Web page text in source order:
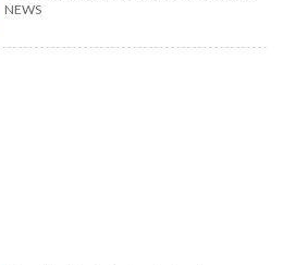
NEWS